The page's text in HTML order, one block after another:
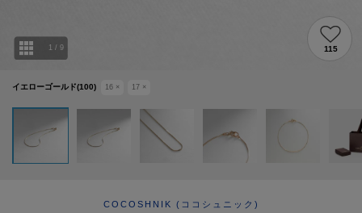
イエローゴールド(100) 16 × 17 ×
1 / 9 115
COCOSHNIK (ココシュニック)